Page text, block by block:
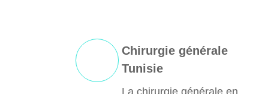
Chirurgie générale
Tunisie
La chirurgie générale en